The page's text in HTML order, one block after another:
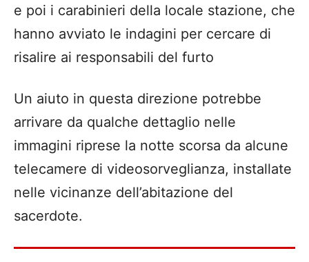
e poi i carabinieri della locale stazione, che
hanno avviato le indagini per cercare di
risalire ai responsabili del furto
Un aiuto in questa direzione potrebbe
arrivare da qualche dettaglio nelle
immagini riprese la notte scorsa da alcune
telecamere di videosorveglianza, installate
nelle vicinanze dell’abitazione del
sacerdote.